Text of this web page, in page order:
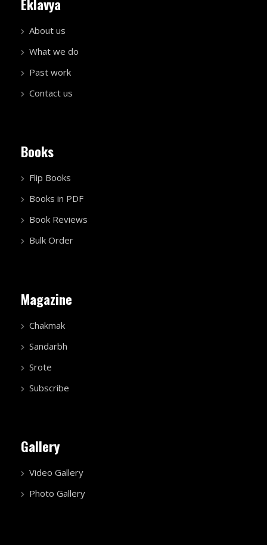
About us
What we do
Past work
Contact us
Books
Flip Books
Books in PDF
Book Reviews
Bulk Order
Magazine
Chakmak
Sandarbh
Srote
Subscribe
Gallery
Video Gallery
Photo Gallery